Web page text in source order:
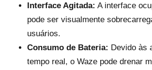
Interface Agitada: A interface
pode ser visualmente
usuários.
Consumo de Bateria: Devido às
tempo real, o Waze pode drenar